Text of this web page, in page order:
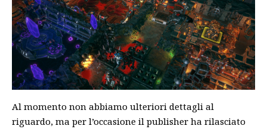
Al momento non abbiamo ulteriori dettagli al
riguardo, ma per l’occasione il publisher ha rilasciato